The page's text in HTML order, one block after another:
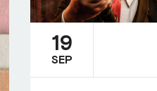
19
SEP